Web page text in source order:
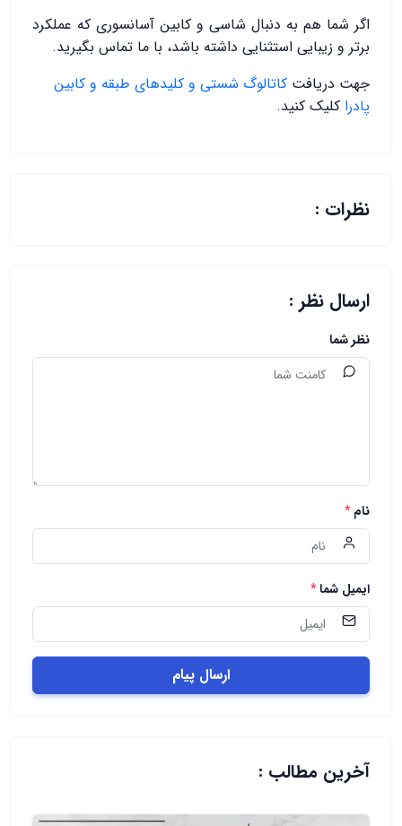
اگر شما هم به دنبال شاسی و کابین آسانسوری که عملکرد
برتر و زیبایی استثنایی داشته باشد، با ما تماس بگیرید.
جهت دریافت کاتالوگ شستی و کلیدهای طبقه و کابین
پادرا کلیک کنید.
نظرات :
ارسال نظر :
نظر شما
نام*
ایمیل شما*
ارسال پیام
آخرین مطالب :